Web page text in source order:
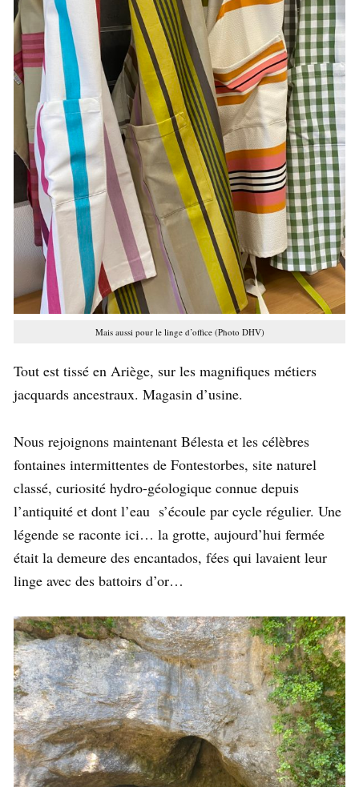
Mais aussi pour le linge d’office (Photo DHV)
Tout est tissé en Ariège, sur les magnifiques métiers
jacquards ancestraux. Magasin d’usine.
Nous rejoignons maintenant Bélesta et les célèbres
fontaines intermittentes de Fontestorbes, site naturel
classé, curiosité hydro-géologique connue depuis
l’antiquité et dont l’eau s’écoule par cycle régulier. Une
légende se raconte ici… la grotte, aujourd’hui fermée
était la demeure des encantados, fées qui lavaient leur
linge avec des battoirs d’or…